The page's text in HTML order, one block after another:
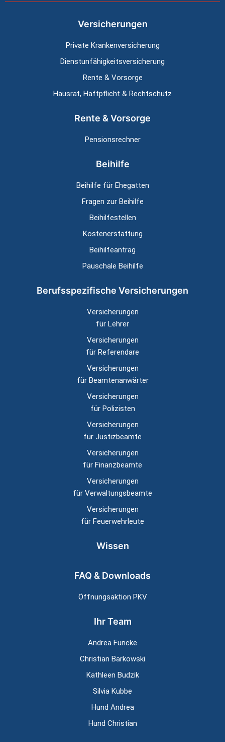
Versicherungen
Private Kranken­versicherung
Dienstunfähig­keitsversicherung
Rente & Vorsorge
Hausrat, Haftpflicht & Rechtschutz
Rente & Vorsorge
Pensionsrechner
Beihilfe
Beihilfe für Ehegatten
Fragen zur Beihilfe
Beihilfestellen
Kostenerstattung
Beihilfeantrag
Pauschale Beihilfe
Berufsspezifische Versicherungen
Versicherungen
für Lehrer
Versicherungen
für Referendare
Versicherungen
für Beamtenanwärter
Versicherungen
für Polizisten
Versicherungen
für Justizbeamte
Versicherungen
für Finanzbeamte
Versicherungen
für Verwaltungsbeamte
Versicherungen
für Feuerwehrleute
Wissen
FAQ & Downloads
Öffnungsaktion PKV
Ihr Team
Andrea Funcke
Christian Barkowski
Kathleen Budzik
Silvia Kubbe
Hund Andrea
Hund Christian